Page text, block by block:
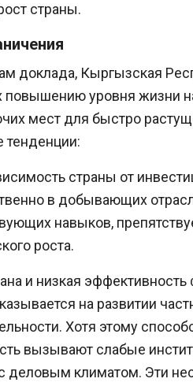
страны.
доклада, Кыргызская
повышению уровня жизни
мест для быстро
страны от
в добывающих
навыков,
роста.
и низкая
на развитии
Хотя этому
вызывают слабые
деловым климатом. Эти